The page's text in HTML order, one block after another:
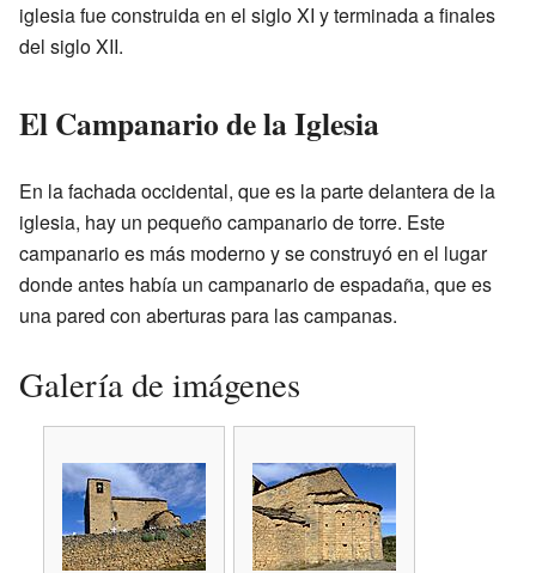
iglesia fue construida en el siglo XI y terminada a finales
del siglo XII.
El Campanario de la Iglesia
En la fachada occidental, que es la parte delantera de la
iglesia, hay un pequeño campanario de torre. Este
campanario es más moderno y se construyó en el lugar
donde antes había un campanario de espadaña, que es
una pared con aberturas para las campanas.
Galería de imágenes